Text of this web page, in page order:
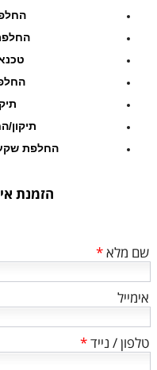
החלפת
הזמנת
שם מלא*
אימייל
טלפון / נייד*